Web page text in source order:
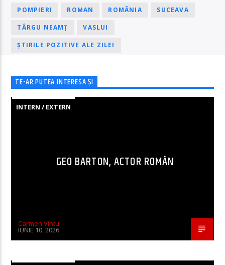
POMPIERI ROMAN ROMÂNIA SUCEAVA
TÂRGU NEAMȚ VASLUI
ȘTIRILE POZITIVE ALE ZILEI
TE-AR PUTEA INTERESA ȘI
INTERN / EXTERN
GEO BARTON, ACTOR ROMÂN
Carmen Vintu
IUNIE 10, 2026